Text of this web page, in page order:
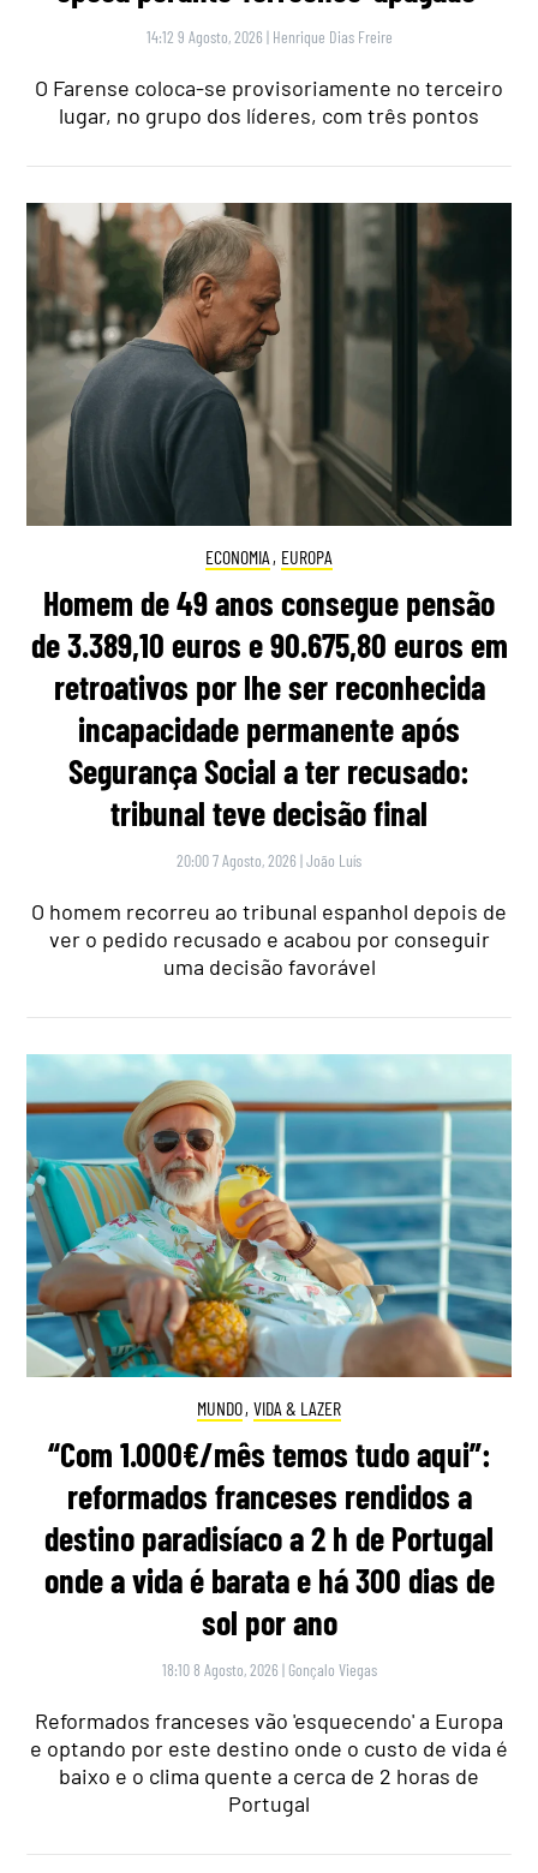
14:12 9 Agosto, 2026 | Henrique Dias Freire
O Farense coloca-se provisoriamente no terceiro
lugar, no grupo dos líderes, com três pontos
ECONOMIA , EUROPA
Homem de 49 anos consegue pensão
de 3.389,10 euros e 90.675,80 euros em
retroativos por lhe ser reconhecida
incapacidade permanente após
Segurança Social a ter recusado:
tribunal teve decisão final
20:00 7 Agosto, 2026 |João Luís
O homem recorreu ao tribunal espanhol depois de
ver o pedido recusado e acabou por conseguir
uma decisão favorável
MUNDO, VIDA & LAZER
“Com 1.000€/mês temos tudo aqui”:
reformados franceses rendidos a
destino paradisíaco a 2 h de Portugal
onde a vida é barata e há 300 dias de
sol por ano
18:10 8 Agosto, 2026 | Gonçalo Viegas
Reformados franceses vão 'esquecendo' a Europa
e optando por este destino onde o custo de vida é
baixo e o clima quente a cerca de 2 horas de
Portugal